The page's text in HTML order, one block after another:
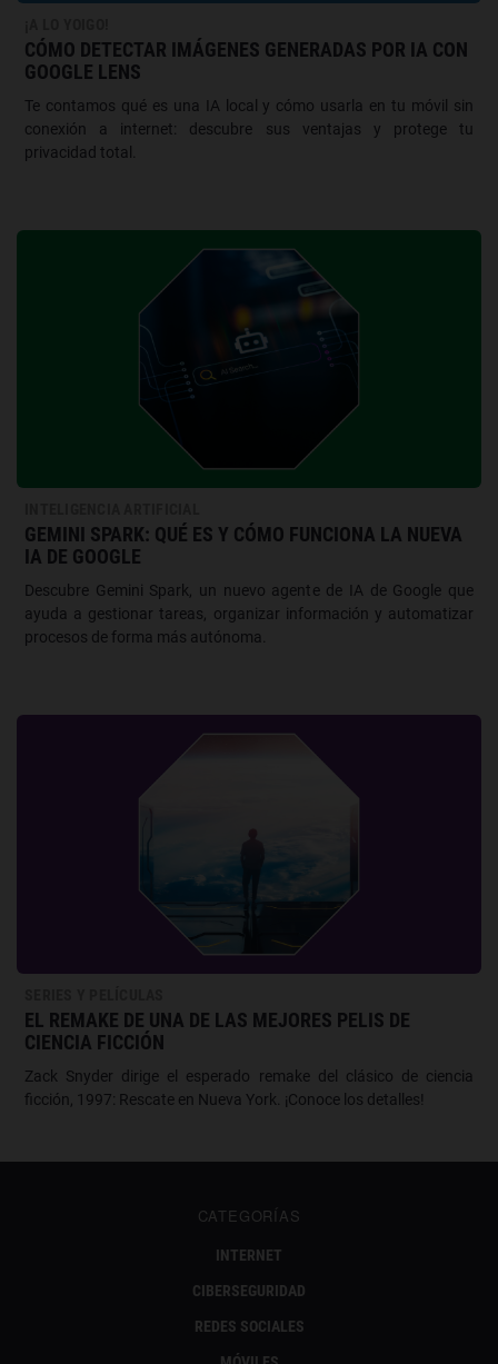
CÓMO DETECTAR IMÁGENES GENERADAS POR IA CON
GOOGLE LENS
Te contamos qué es una IA local y cómo usarla en tu móvil sin
conexión a internet: descubre sus ventajas y protege tu
privacidad total.
GEMINI SPARK: QUÉ ES Y CÓMO FUNCIONA LA NUEVA
IA DE GOOGLE
Descubre Gemini Spark, un nuevo agente de IA de Google que
ayuda a gestionar tareas, organizar información y automatizar
procesos de forma más autónoma.
EL REMAKE DE UNA DE LAS MEJORES PELIS DE
CIENCIA FICCIÓN
Zack Snyder dirige el esperado remake del clásico de ciencia
ficción, 1997: Rescate en Nueva York. ¡Conoce los detalles!
CATEGORÍAS
INTERNET
CIBERSEGURIDAD
REDES SOCIALES